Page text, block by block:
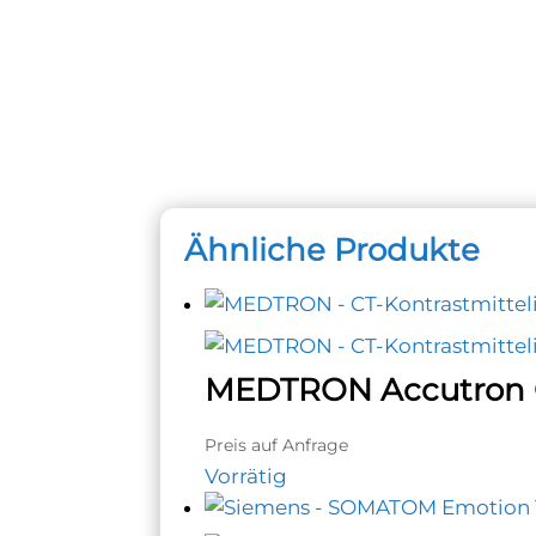
Ähnliche Produkte
MEDTRON Accutron
Preis auf Anfrage
Vorrätig